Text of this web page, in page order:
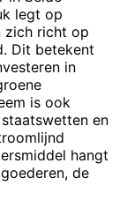
legt op
zich richt op
Dit betekent
in
is ook
en
hangt
de